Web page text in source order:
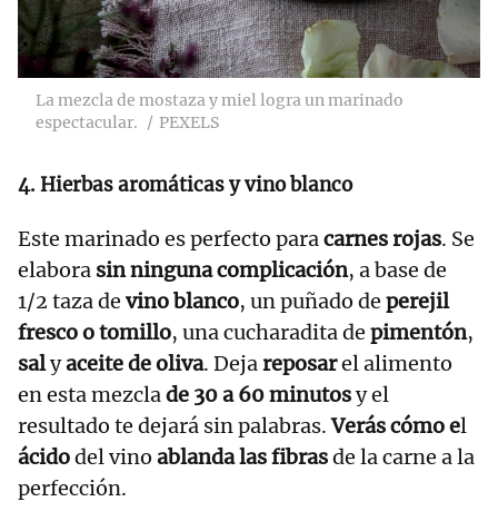
La mezcla de mostaza y miel logra un marinado
espectacular.
PEXELS
4. Hierbas aromáticas y vino blanco
Este marinado es perfecto paracarnes rojas. Se
elabora sin ninguna complicación, a base de
1/2 taza de vino blanco, un puñado de perejil
fresco o tomillo, una cucharadita de pimentón,
salyaceite de oliva. Dejareposarel alimento
en esta mezclade 30 a 60 minutosy el
resultado te dejará sin palabras.Verás cómo el
ácidodel vino ablanda las fibrasde la carne a la
perfección.